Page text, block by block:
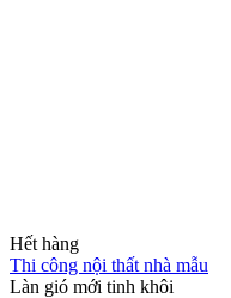
Hết hàng
Thi công nội thất nhà mẫu
Làn gió mới tinh khôi